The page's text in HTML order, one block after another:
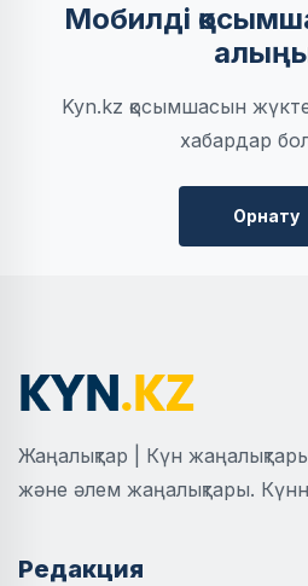
Мобилді
Kyn.kz қосымшасын
хабардар
Орнату
Жаңалықтар | Күн
және әлем жаңалықтары.
Редакция